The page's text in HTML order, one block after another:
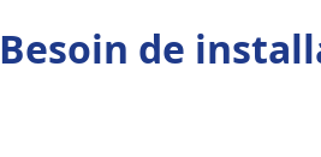
Besoin de